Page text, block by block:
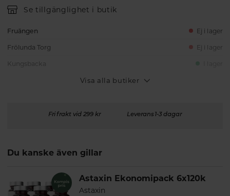
Se tillgänglighet i butik
Fruängen Ej i lager
Frölunda Torg Ej i lager
Visa alla butiker
Fri frakt vid 299 kr Leverans 1-3 dagar
Du kanske även gillar
Astaxin Ekonomipack 6x120k
Astaxin